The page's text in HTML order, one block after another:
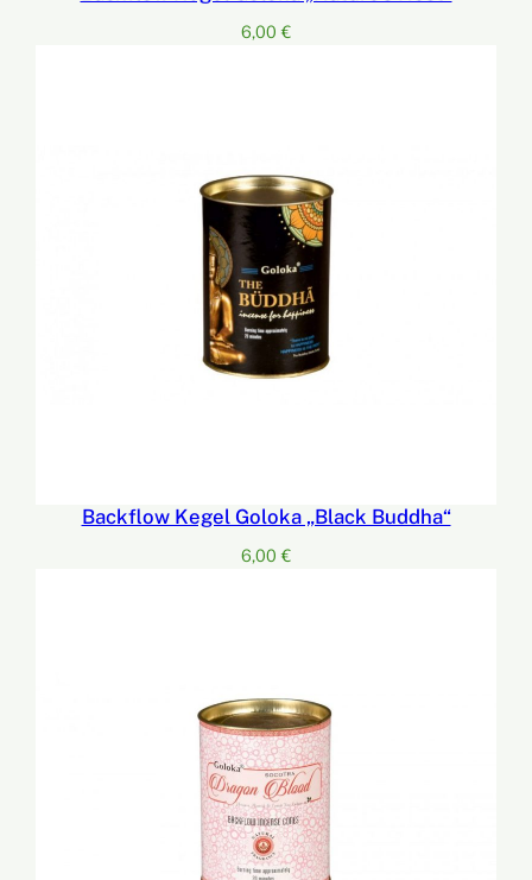
6,00€
Backflow Kegel Goloka „Black Buddha“
6,00€